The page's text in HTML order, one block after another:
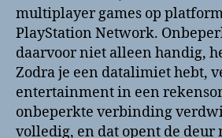
multiplayer games op
PlayStation Network.
daarvoor niet alleen handig,
Zodra je een datalimiet hebt,
entertainment in een
onbeperkte verbinding
volledig, en dat opent de deur